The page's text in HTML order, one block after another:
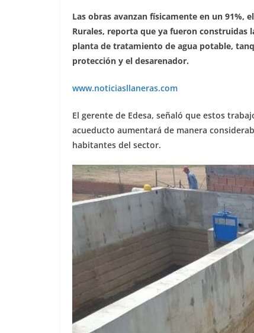
Las obras avanzan físicamente en un
Rurales, reporta que ya fueron construidas
planta de tratamiento de agua potable,
protección y el desarenador.
www.noticiasllaneras.com
El gerente de Edesa, señaló que estos
acueducto aumentará de manera
habitantes del sector.